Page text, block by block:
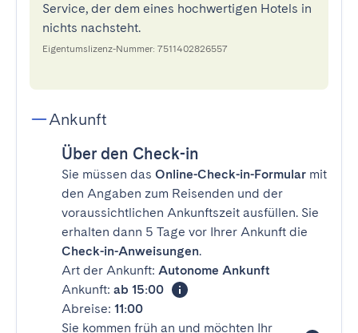
Service, der dem eines hochwertigen Hotels in
nichts nachsteht.
Eigentumslizenz-Nummer: 7511402826557
Ankunft
Über den Check-in
Sie müssen das Online-Check-in-Formular mit
den Angaben zum Reisenden und der
voraussichtlichen Ankunftszeit ausfüllen. Sie
erhalten dann 5 Tage vor Ihrer Ankunft die
Check-in-Anweisungen.
Art der Ankunft: Autonome Ankunft
Ankunft: ab 15:00
Abreise: 11:00
Sie kommen früh an und möchten Ihr